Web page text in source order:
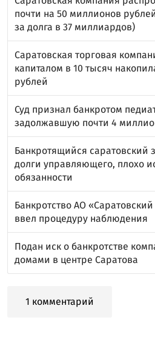
почти на 50 миллионов
за долга в 37 миллиардов)
Саратовская торговая
капиталом в 10 тысяч
рублей
Суд признал банкротом
задолжавшую почти 4
Банкротящийся саратовский
долги управляющего, плохо
обязанности
Банкротство АО «Саратовский
ввел процедуру наблюдения
Подан иск о банкротстве
домами в центре Саратова
1 комментарий